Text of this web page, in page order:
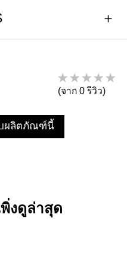
(จาก 0 รีวิว)
บผลิตภัณฑ์นี้
งดูล่าสุด